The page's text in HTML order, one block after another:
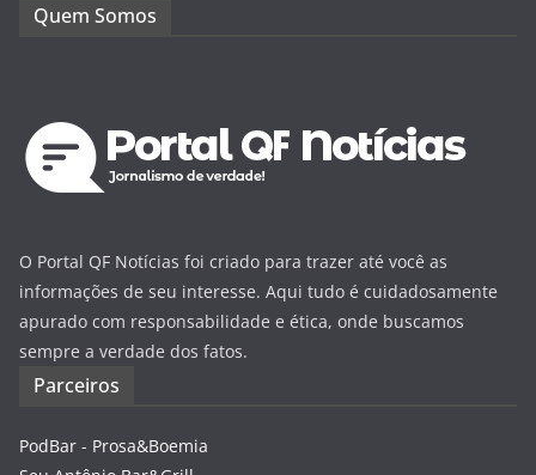
Quem Somos
O Portal QF Notícias foi criado para trazer até você as
informações de seu interesse. Aqui tudo é cuidadosamente
apurado com responsabilidade e ética, onde buscamos
sempre a verdade dos fatos.
Parceiros
PodBar - Prosa&Boemia